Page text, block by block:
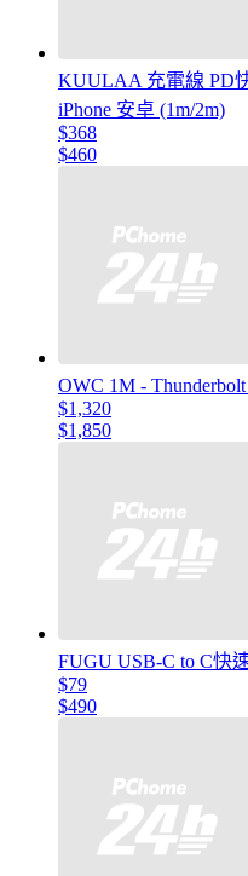
KUULAA 充電線 PD
iPhone 安卓 (1m/2m)
$368
$460
OWC 1M -
$1,320
$1,850
FUGU USB-C to C快
$79
$490